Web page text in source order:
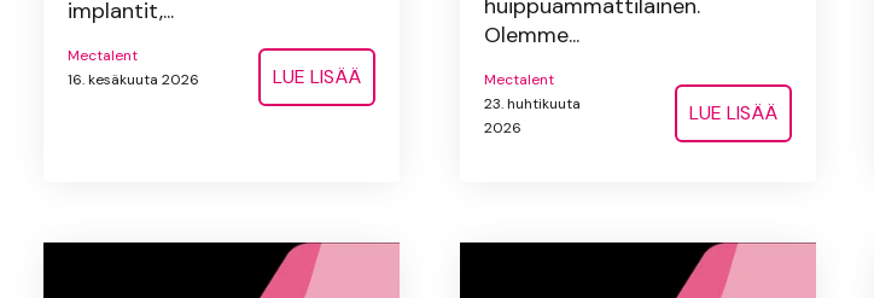
implantit,...
Mectalent
16. kesäkuuta 2026
LUE LISÄÄ
huippuammattilainen.
Olemme...
Mectalent
23. huhtikuuta
2026
LUE LISÄÄ